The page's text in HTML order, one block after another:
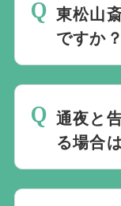
町、とき
村に住民
す。
東松山
ですか？
円です。
は、関係
町村以外
通夜と
る場合